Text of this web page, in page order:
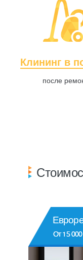
Клининг в
после
От 15 000